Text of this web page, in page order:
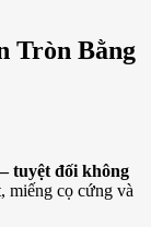
Tròn Bằng
tuyệt đối không
miếng cọ cứng và